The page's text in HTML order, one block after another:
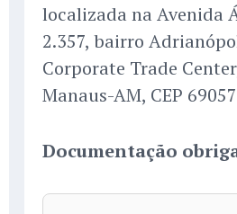
localizada na Avenida
2.357, bairro
Corporate Trade
Manaus-AM, CEP
Documentação